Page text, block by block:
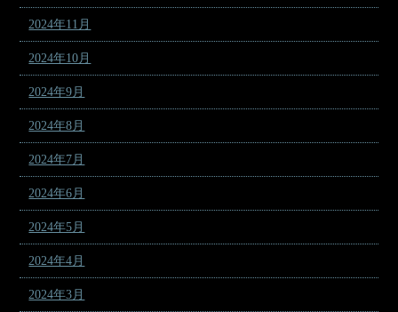
2024年11月
2024年10月
2024年9月
2024年8月
2024年7月
2024年6月
2024年5月
2024年4月
2024年3月